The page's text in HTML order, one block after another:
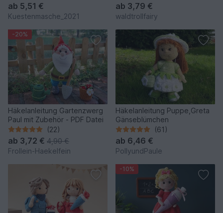
ab 5,51 €
Kuestenmasche_2021
ab 3,79 €
waldtrollfairy
-20%
Häkelanleitung Gartenzwerg
Paul mit Zubehör - PDF Datei
(22)
ab 3,72 € 4,90 €
Frollein-Haekelfein
Häkelanleitung Puppe,Greta
Gänseblümchen
(61)
ab 6,46 €
PollyundPaule
-10%